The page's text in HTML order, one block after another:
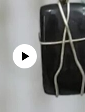
source currently